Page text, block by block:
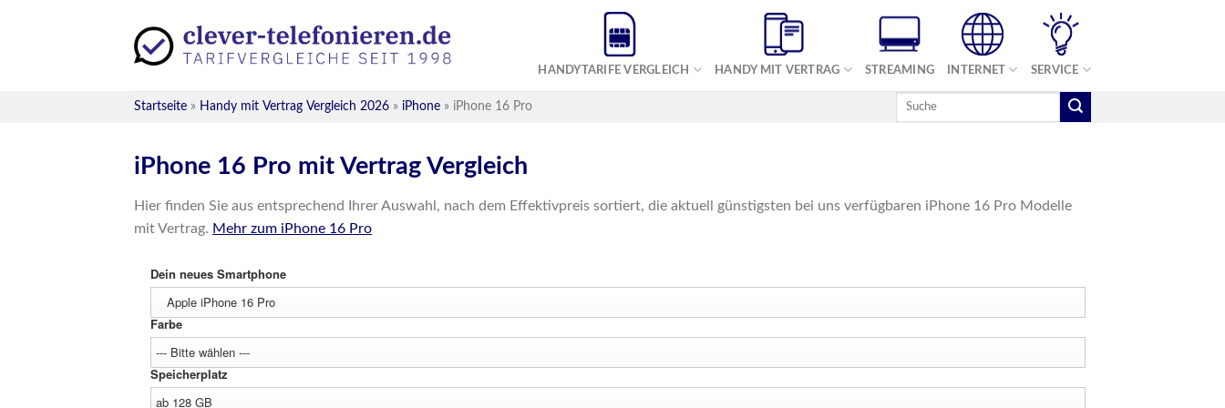
HANDYTARIFE VERGLEICH HANDY MIT VERTRAG STREAMING INTERNET SERVICE
Startseite » Handy mit Vertrag Vergleich 2026 » iPhone » iPhone 16 Pro
iPhone 16 Pro mit Vertrag Vergleich
Hier finden Sie aus entsprechend Ihrer Auswahl, nach dem Effektivpreis sortiert, die aktuell günstigsten bei uns verfügbaren iPhone 16 Pro Modelle
mit Vertrag. Mehr zum iPhone 16 Pro
Dein neues Smartphone
Farbe
Speicherplatz